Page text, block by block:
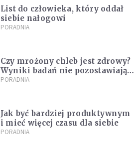
List do człowieka, który oddał
siebie nałogowi
PORADNIA
Czy mrożony chleb jest zdrowy?
Wyniki badań nie pozostawiają
złudzeń
PORADNIA
Jak być bardziej produktywnym
i mieć więcej czasu dla siebie
PORADNIA